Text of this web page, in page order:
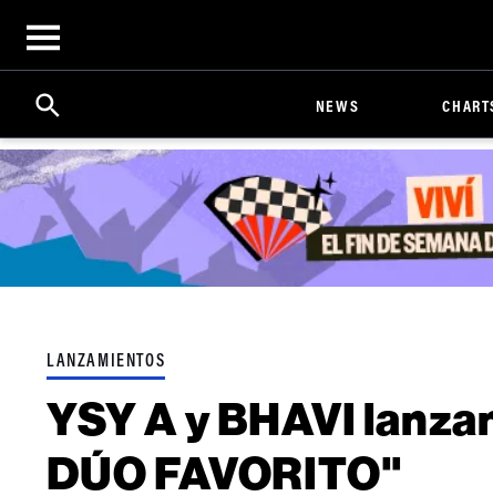
Open
menu
Search
Click
Expand
Search
Input
NEWS
LANZAMIENTOS
YSY A y BHAVI
DÚO FAVORITO"